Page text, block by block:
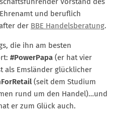
Vorstand des
und beruflich
der BBE Handelsberatung.
die ihn am besten
#PowerPapa (er hat vier
als Emsländer glücklicher
(seit dem Studium
rund um den Handel)…und
er zum Glück auch.